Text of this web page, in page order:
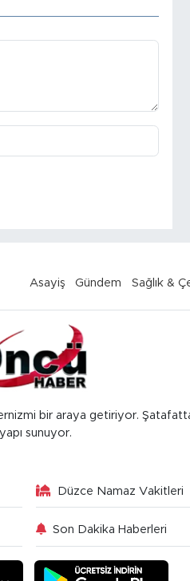
Asayiş Gündem Sağlık &
bir araya getiriyor.
sunuyor.
Düzce Namaz Vakitleri
Son Dakika Haberleri